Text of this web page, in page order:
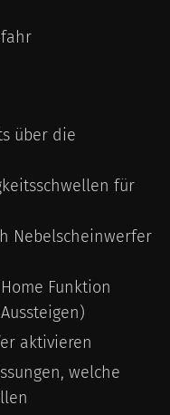
über die
für
Nebelscheinwerfer
Funktion
aktivieren
welche